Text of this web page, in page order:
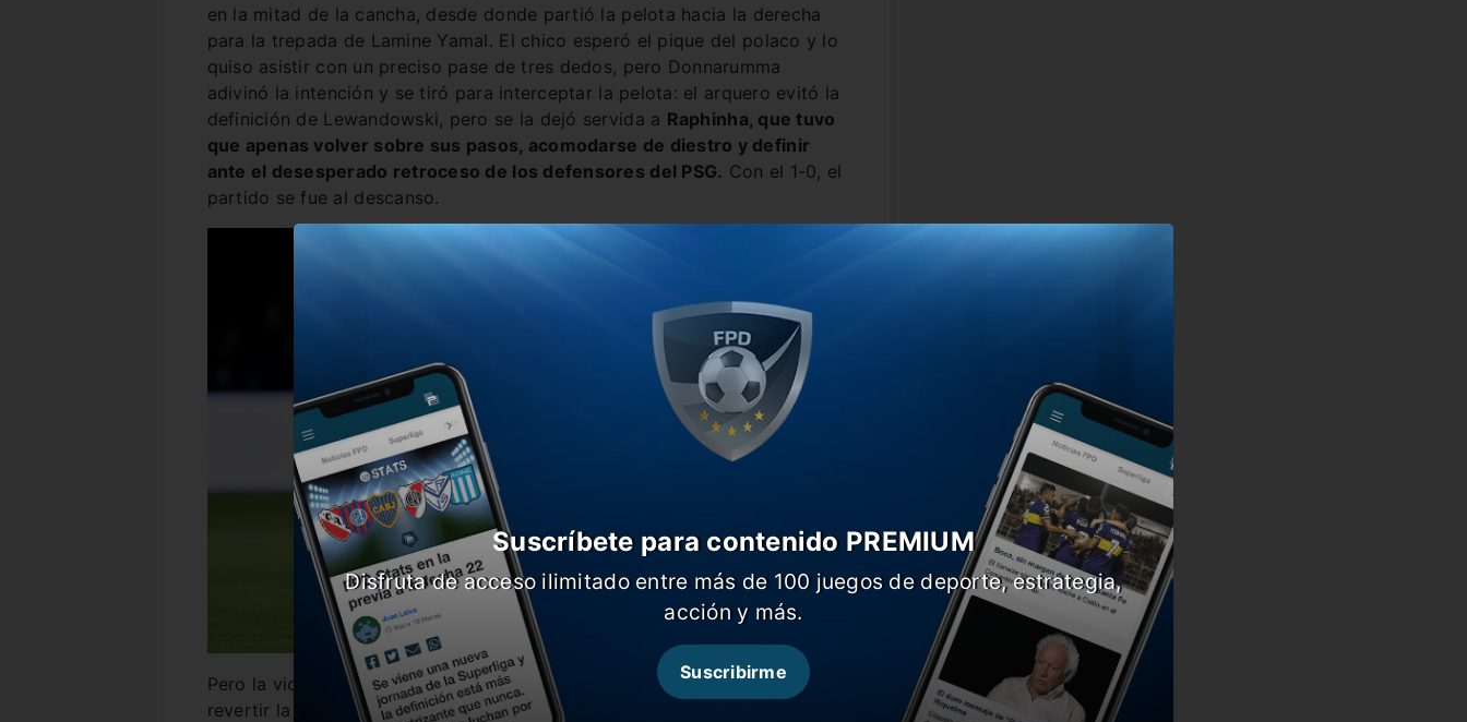
en la mitad de la cancha, desde donde partió la pelota hacia la derecha
para la trepada de Lamine Yamal. El chico esperó el pique del polaco y lo
quiso asistir con un preciso pase de tres dedos, pero Donnarumma
adivinó la intención y se tiró para interceptar la pelota: el arquero evitó la
definición de Lewandowski, pero se la dejó servida a Raphinha, que tuvo
que apenas volver sobre sus pasos, acomodarse de diestro y definir
ante el desesperado retroceso de los defensores del PSG. Con el 1-0, el
partido se fue al descanso.
Pero la victoria le duró poco al Barcelona, porque PSG salió decidido a
revertir la historia y lo logró en tan solo cinco minutos: a los
Suscríbete para contenido PREMIUM
Disfruta de acceso ilimitado entre más de 100 juegos de deporte, estrategia,
acción y más.
Suscribirme